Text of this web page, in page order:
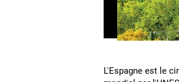
L'Espagne est le